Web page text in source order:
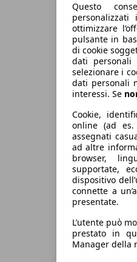
Questo
ottimizzare
pulsante in
di cookie
dati
selezionare i
dati personali
interessi. Se
Cookie,
online (ad es.
assegnati
ad altre
browser,
supportate,
dispositivo
connette a
presentate.
L’utente può
prestato in
Manager della